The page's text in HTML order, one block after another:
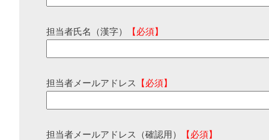
担当者氏名（漢字） 【必須】
担当者メールアドレス 【必須】
担当者メールアドレス（確認用） 【必須】